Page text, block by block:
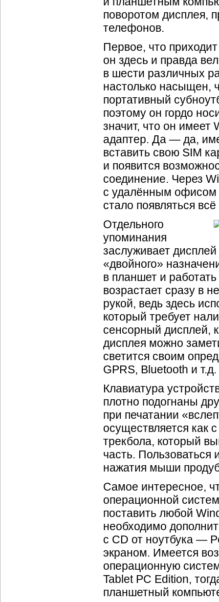
поворотом дисплея,
телефонов.
Первое, что
он здесь и правда
в шести различных
настолько насыщен,
портативный
поэтому он гордо
значит, что он имеет
адаптер. Да — да,
вставить свою SIM
и появится
соединение. Через
с удалённым офисом
стало появляться
Отдельного
упоминания
заслуживает
«двойного»
в планшет и
возрастает сразу в
рукой, ведь здесь
который требует
сенсорный дисплей,
дисплея можно
светится своим
GPRS, Bluetooth и т.д.
Клавиатура
плотно подогнаны
при печатании
осуществляется как
трекбола, который
часть. Пользоваться
нажатия мыши
Самое интересное,
операционной
поставить любой
необходимо
с CD от ноутбука —
экраном. Имеется
операционную
Tablet PC Edition,
планшетный